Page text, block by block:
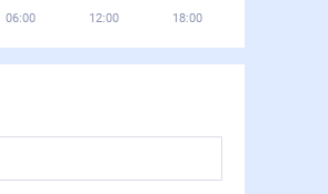
06:00 12:00 18:00